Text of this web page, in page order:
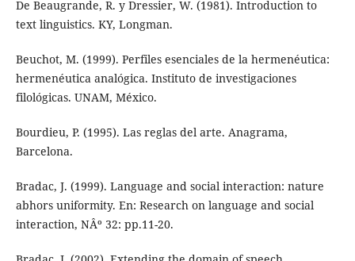
De Beaugrande, R. y Dressier, W. (1981). Introduction to
text linguistics. KY, Longman.
Beuchot, M. (1999). Perfiles esenciales de la hermenéutica:
hermenéutica analógica. Instituto de investigaciones
filológicas. UNAM, México.
Bourdieu, P. (1995). Las reglas del arte. Anagrama,
Barcelona.
Bradac, J. (1999). Language and social interaction: nature
abhors uniformity. En: Research on language and social
interaction, NÂº 32: pp.11-20.